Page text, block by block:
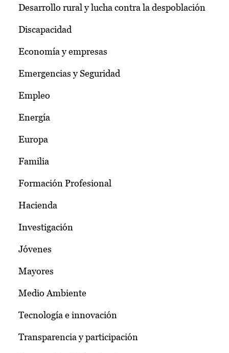
Desarrollo rural y lucha contra la despoblación
Discapacidad
Economía y empresas
Emergencias y Seguridad
Empleo
Energía
Europa
Familia
Formación Profesional
Hacienda
Investigación
Jóvenes
Mayores
Medio Ambiente
Tecnología e innovación
Transparencia y participación